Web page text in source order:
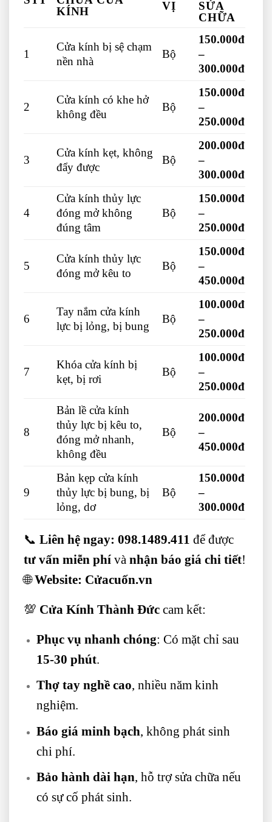
KÍNH
VỊ
SỬA
CHỮA
1
Cửa kính bị sệ chạm
nền nhà
Bộ
150.000đ
–
300.000đ
2
Cửa kính có khe hở
không đều
Bộ
150.000đ
–
250.000đ
3
Cửa kính kẹt, không
đẩy được
Bộ
200.000đ
–
300.000đ
4
Cửa kính thủy lực
đóng mở không
đúng tâm
Bộ
150.000đ
–
250.000đ
5
Cửa kính thủy lực
đóng mở kêu to
Bộ
150.000đ
–
450.000đ
6
Tay nắm cửa kính
lực bị lỏng, bị bung
Bộ
100.000đ
–
250.000đ
7
Khóa cửa kính bị
kẹt, bị rơi
Bộ
100.000đ
–
250.000đ
8
Bản lề cửa kính
thủy lực bị kêu to,
đóng mở nhanh,
không đều
Bộ
200.000đ
–
450.000đ
9
Bản kẹp cửa kính
thủy lực bị bung, bị
lỏng, dơ
Bộ
150.000đ
–
300.000đ
📞 Liên hệ ngay: 098.1489.411 để được
tư vấn miễn phí và nhận báo giá chi tiết!
🌐Website: Cửacuốn.vn
💯 Cửa Kính Thành Đức cam kết:
Phục vụ nhanh chóng: Có mặt chỉ sau
15-30 phút.
Thợ tay nghề cao, nhiều năm kinh
nghiệm.
Báo giá minh bạch, không phát sinh
chi phí.
Bảo hành dài hạn, hỗ trợ sửa chữa nếu
có sự cố phát sinh.